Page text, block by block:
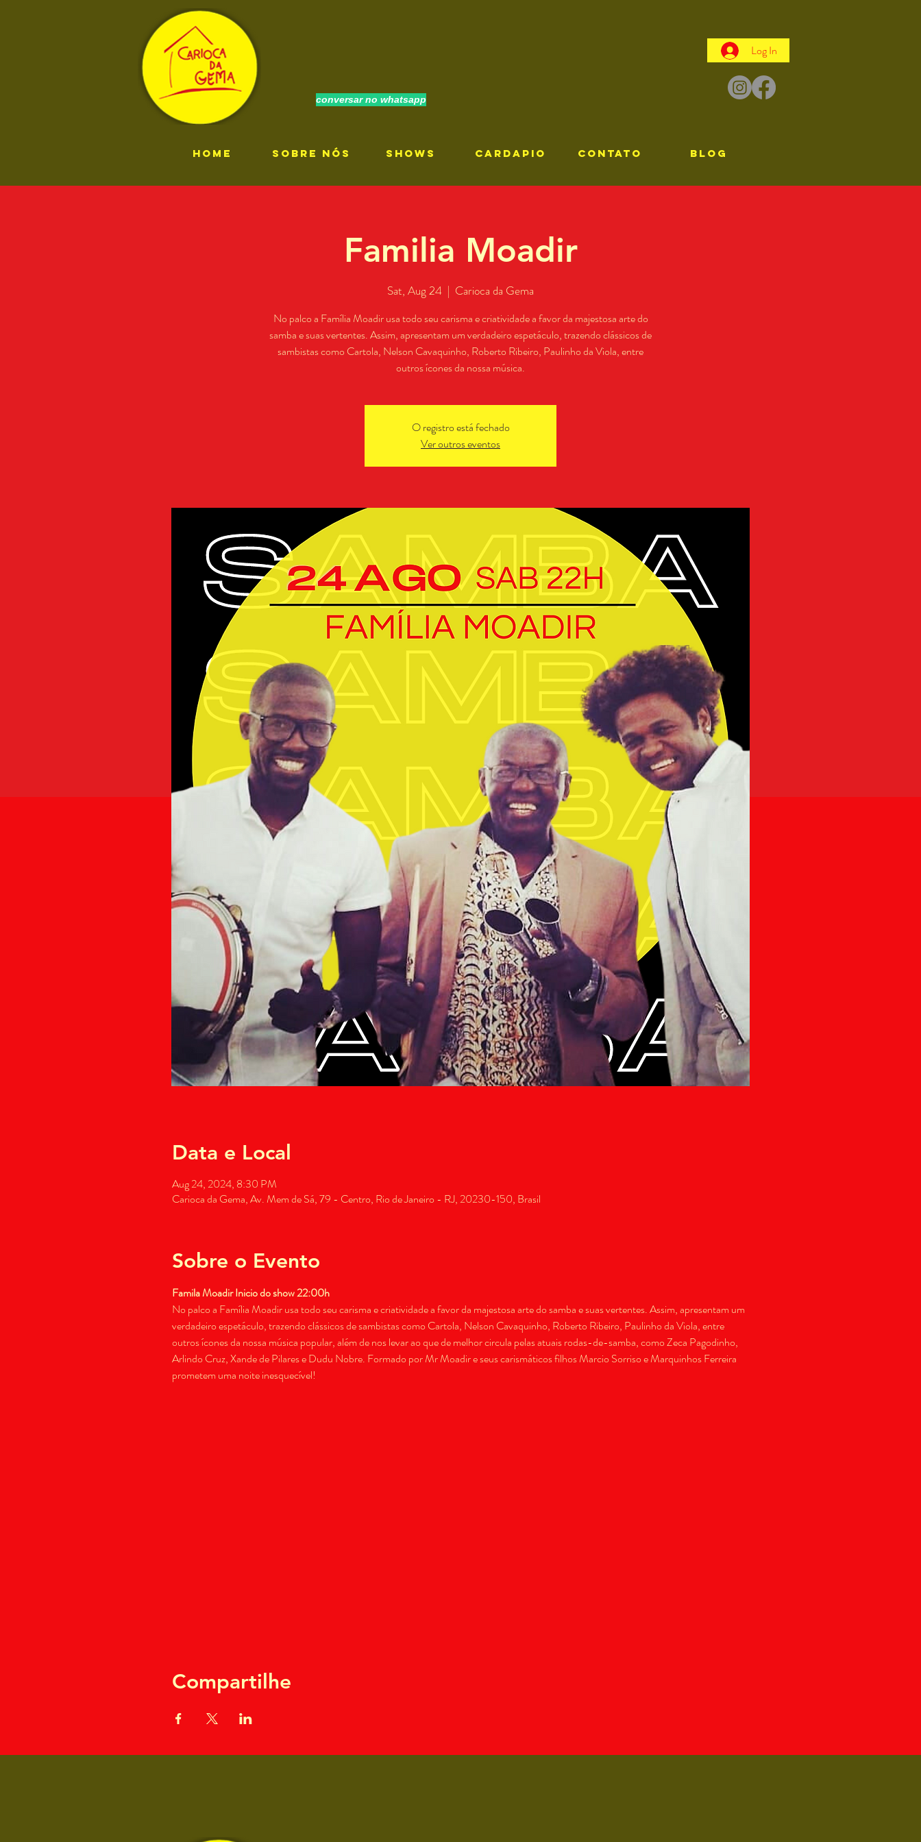
conversar no whatsapp
Log In
HOME SOBRE NÓS SHOWS CARDAPIO CONTATO Blog
Familia Moadir
Sat, Aug 24
  |
Carioca da Gema
No palco a Família Moadir usa todo seu carisma e criatividade a favor da majestosa arte do
samba e suas vertentes. Assim, apresentam um verdadeiro espetáculo, trazendo clássicos de
sambistas como Cartola, Nelson Cavaquinho, Roberto Ribeiro, Paulinho da Viola, entre
outros ícones da nossa música.
O registro está fechado
Ver outros eventos
Data e Local
Aug 24, 2024, 8:30 PM
Carioca da Gema, Av. Mem de Sá, 79 - Centro, Rio de Janeiro - RJ, 20230-150, Brasil
Sobre o Evento
Famila Moadir Inicio do show 22:00h
No palco a Família Moadir usa todo seu carisma e criatividade a favor da majestosa arte do samba e suas vertentes. Assim, apresentam um
verdadeiro espetáculo, trazendo clássicos de sambistas como Cartola, Nelson Cavaquinho, Roberto Ribeiro, Paulinho da Viola, entre
outros ícones da nossa música popular, além de nos levar ao que de melhor circula pelas atuais rodas-de-samba, como Zeca Pagodinho,
Arlindo Cruz, Xande de Pilares e Dudu Nobre. Formado por Mr Moadir e seus carismáticos filhos Marcio Sorriso e Marquinhos Ferreira
prometem uma noite inesquecível!
Compartilhe